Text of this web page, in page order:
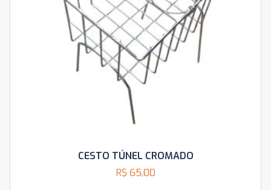
CESTO TÚNEL CROMADO
R$ 65,00